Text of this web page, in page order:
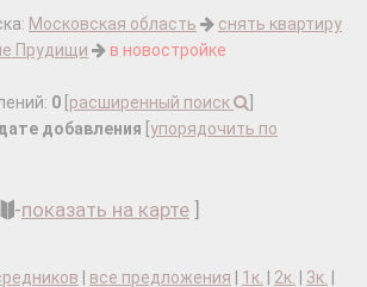
Московская область
снять квартиру
Прудищи
в новостройке
0 расширенный поиск
добавления упорядочить по
-показать на карте
все предложения 1к. 2к. 3к.